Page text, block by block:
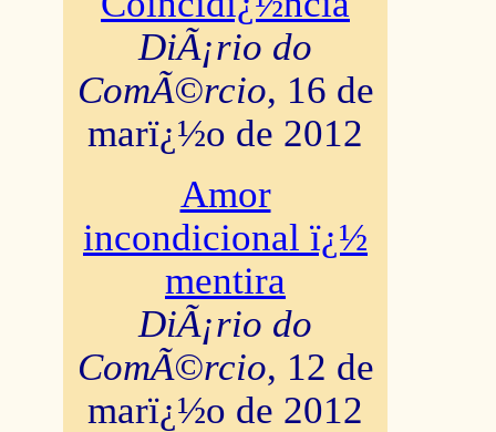
DiÃ¡rio do
ComÃ©rcio, 16 de
marï¿½o de 2012
Amor
incondicional ï¿½
mentira
DiÃ¡rio do
ComÃ©rcio, 12 de
marï¿½o de 2012